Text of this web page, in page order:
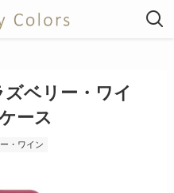
ベリー・ワイ
ース
・ワイン